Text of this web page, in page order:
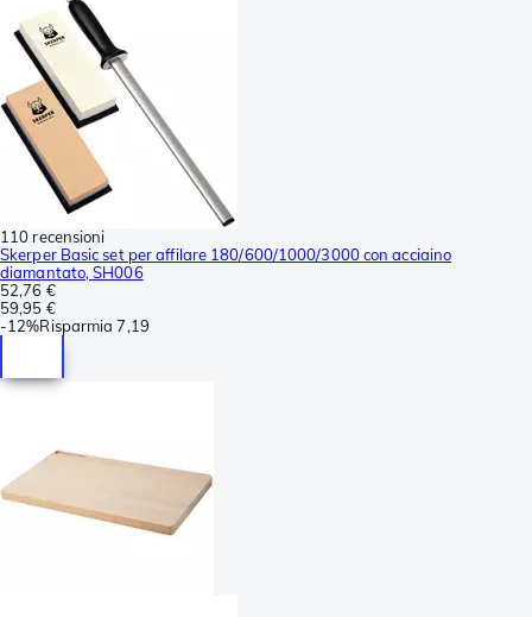
110 recensioni
Skerper Basic set per affilare 180/600/1000/3000 con acciaino
diamantato, SH006
52,76 €
59,95 €
-12%Risparmia 7,19